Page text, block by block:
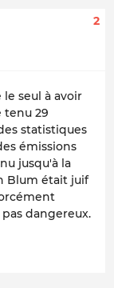
2
seul à avoir
tenu 29
statistiques
émissions
jusqu'à la
Blum était juif
dangereux.